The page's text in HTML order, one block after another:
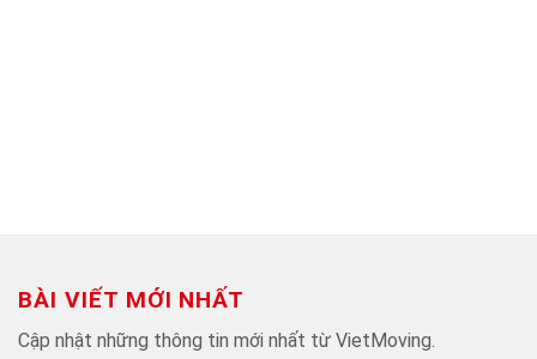
BÀI VIẾT MỚI NHẤT
Cập nhật những thông tin mới nhất từ VietMoving.